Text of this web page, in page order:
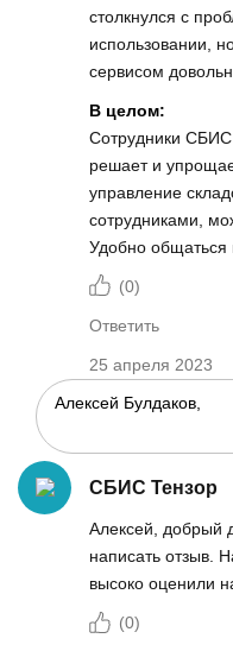
столкнулся с
использовании,
сервисом
В целом:
Сотрудники
решает и
управление
сотрудниками,
Удобно общаться
(0)
Ответить
25 апреля 2023
СБИС Тензор
Алексей, добрый
написать отзыв.
высоко оценили
(0)